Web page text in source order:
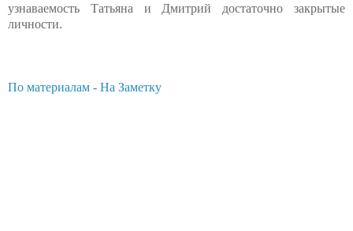
узнаваемость Татьяна и Дмитрий достаточно закрытые
личности.
По материалам - На Заметку